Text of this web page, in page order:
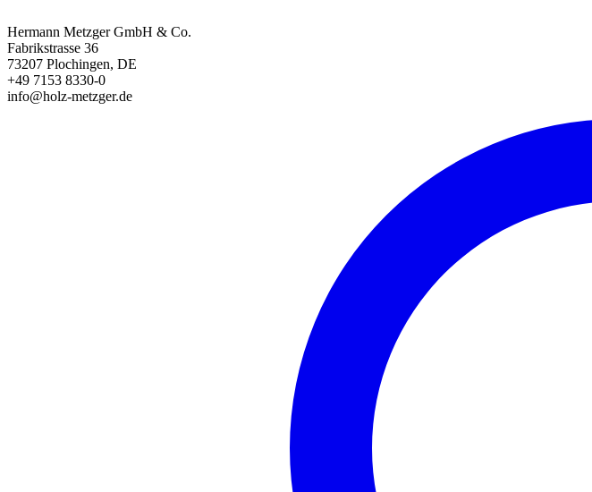
Hermann Metzger GmbH & Co.
Fabrikstrasse 36
73207 Plochingen, DE
+49 7153 8330-0
info@holz-metzger.de